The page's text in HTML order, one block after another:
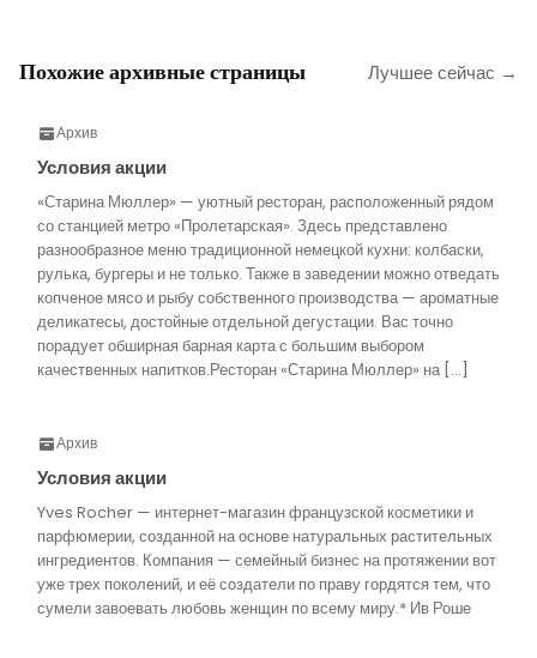
Похожие архивные страницы Лучшее сейчас →
Архив
Условия акции
«Старина Мюллер» — уютный ресторан, расположенный рядом
со станцией метро «Пролетарская». Здесь представлено
разнообразное меню традиционной немецкой кухни: колбаски,
рулька, бургеры и не только. Также в заведении можно отведать
копченое мясо и рыбу собственного производства — ароматные
деликатесы, достойные отдельной дегустации. Вас точно
порадует обширная барная карта с большим выбором
качественных напитков.Ресторан «Старина Мюллер» на […]
Архив
Условия акции
Yves Rocher — интернет-магазин французской косметики и
парфюмерии, созданной на основе натуральных растительных
ингредиентов. Компания — семейный бизнес на протяжении вот
уже трех поколений, и её создатели по праву гордятся тем, что
сумели завоевать любовь женщин по всему миру.* Ив Роше